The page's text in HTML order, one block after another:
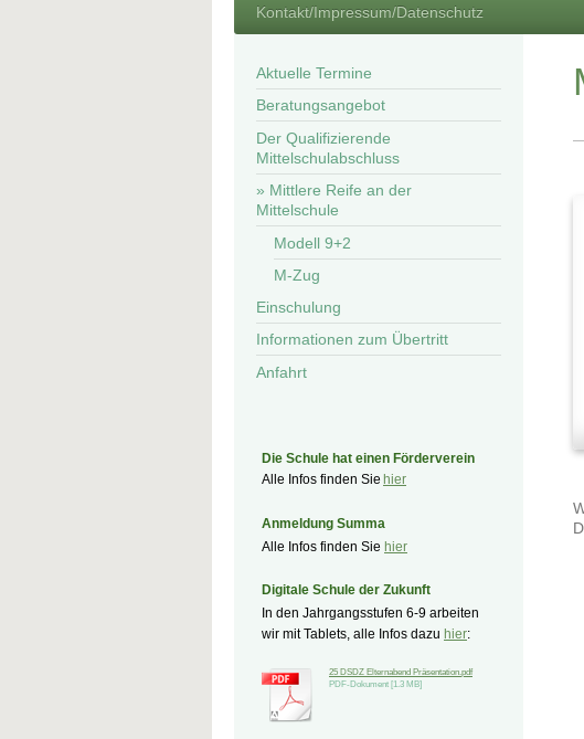
Kontakt/Impressum/Datenschutz
Aktuelle Termine
Beratungsangebot
Der Qualifizierende
Mittelschulabschluss
Mittlere Reife an der
Mittelschule
Modell 9+2
M-Zug
Einschulung
Informationen zum Übertritt
Anfahrt
Die Schule hat einen Förderverein
Alle Infos finden Sie hier
Anmeldung Summa
Alle Infos finden Sie hier
Digitale Schule der Zukunft
In den Jahrgangsstufen 6-9 arbeiten
wir mit Tablets, alle Infos dazu hier:
25 DSDZ Elternabend Präsentation.pdf
PDF-Dokument [1.3 MB]